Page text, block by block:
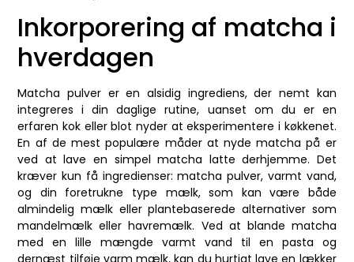
Inkorporering af matcha i
hverdagen
Matcha pulver er en alsidig ingrediens, der nemt kan
integreres i din daglige rutine, uanset om du er en
erfaren kok eller blot nyder at eksperimentere i køkkenet.
En af de mest populære måder at nyde matcha på er
ved at lave en simpel matcha latte derhjemme. Det
kræver kun få ingredienser: matcha pulver, varmt vand,
og din foretrukne type mælk, som kan være både
almindelig mælk eller plantebaserede alternativer som
mandelmælk eller havremælk. Ved at blande matcha
med en lille mængde varmt vand til en pasta og